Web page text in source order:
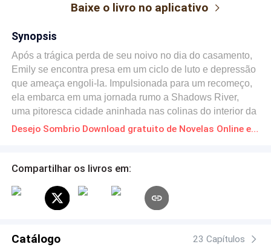
Baixe o livro no aplicativo
Synopsis
Após a trágica perda de seu noivo no dia do casamento,
Emily se encontra presa em um ciclo de luto e depressão
que ameaça engoli-la. Impulsionada para um recomeço,
ela embarca em uma jornada rumo a Shadows River,
uma pitoresca cidade aninhada nas colinas do interior da
Virgínia. Seu refúgio é a mansão Whitewood, uma
desvendados. Enquanto assume o trabalho de restaurá-
que é tão misterioso quanto própria a casa. Seu olhar
hipnotizante e charme inegável atrai Emily de modo
segredos sombrios emergem das sombras da mansão,
Desejo Sombrio Download gratuito de Novelas Online em PDF
Compartilhar os livros em:
Catálogo 23 Capítulos